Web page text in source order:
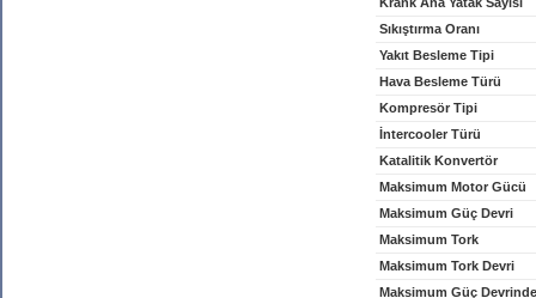
Sıkıştırma Oranı
Yakıt Besleme Tipi
Hava Besleme Türü
Kompresör Tipi
İntercooler Türü
Katalitik Konvertör
Maksimum Motor Gücü
Maksimum Güç Devri
Maksimum Tork
Maksimum Tork Devri
Maksimum Güç